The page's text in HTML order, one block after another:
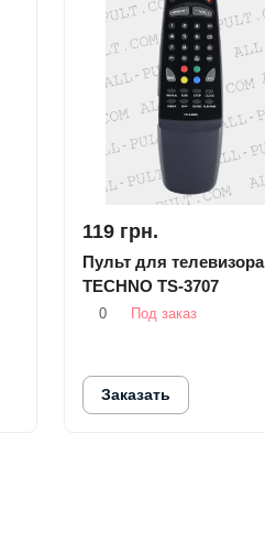
119 грн.
Пульт для телевизора
TECHNO TS-3707
0 Под заказ
Заказать